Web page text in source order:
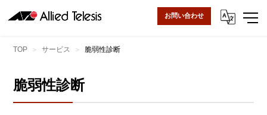
お問い合わせ
TOP サービス 脆弱性診断
脆弱性診断